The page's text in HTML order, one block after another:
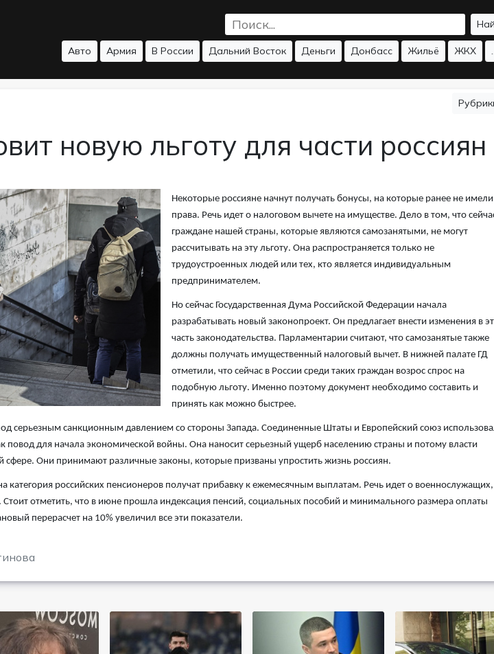
Авто Армия В России Дальний Восток Деньги Донбасс Жильё ЖКХ
новую льготу для части россиян
Некоторые россияне начнут получать бонусы, на которые ранее не имели
права. Речь идет о налоговом вычете на имуществе. Дело в том, что
граждане нашей страны, которые являются самозанятыми, не могут
рассчитывать на эту льготу. Она распространяется только не
трудоустроенных людей или тех, кто является индивидуальным
предпринимателем.
Но сейчас Государственная Дума Российской Федерации начала
разрабатывать новый законопроект. Он предлагает внести изменения в
часть законодательства. Парламентарии считают, что самозанятые также
должны получать имущественный налоговый вычет. В нижней палате ГД
отметили, что сейчас в России среди таких граждан возрос спрос на
подобную льготу. Именно поэтому документ необходимо составить и
принять как можно быстрее.
серьезным санкционным давлением со стороны Запада. Соединенные Штаты и Европейский союз
повод для начала экономической войны. Она наносит серьезный ущерб населению страны и потому власти
сфере. Они принимают различные законы, которые призваны упростить жизнь россиян.
категория российских пенсионеров получат прибавку к ежемесячным выплатам. Речь идет о военнослужащих,
отметить, что в июне прошла индексация пенсий, социальных пособий и минимального размера оплаты
перерасчет на 10% увеличил все эти показатели.